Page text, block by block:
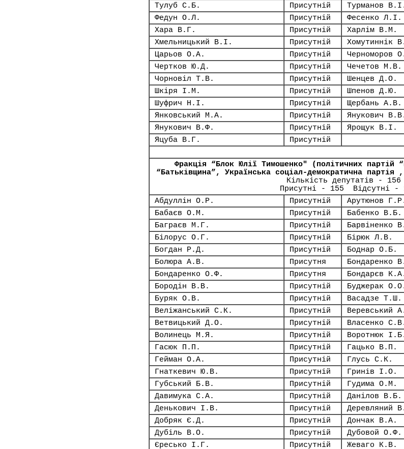
Тулуб С.Б.
Присутній Турманов
Федун О.Л.
Присутній Фесенко Л.І.
Хара В.Г.
Присутній Харлім В.М.
Хмельницький В.І.
Присутній Хомутиннік
Царьов О.А.
Присутній Черноморов
Чертков Ю.Д.
Присутній Чечетов М.В.
Чорновіл Т.В.
Присутній Шенцев Д.О.
Шкіря І.М.
Присутній Шпенов Д.Ю.
Шуфрич Н.І.
Присутній Щербань А.В.
Янковський М.А.
Присутній Янукович
Янукович В.Ф.
Присутній Ярощук В.І.
Яцуба В.Г.
Присутній
Фракція “Блок Юлії Тимошенко" (політичних партій
“Батьківщина”, Українська соціал-демократична
Кількість депутатів - 156
Присутні - 155 Відсутні -
Абдуллін О.Р.
Присутній Арутюнов
Бабаєв О.М.
Присутній Бабенко В.Б.
Баграєв М.Г.
Присутній Барвіненко
Білорус О.Г.
Присутній Бірюк Л.В.
Богдан Р.Д.
Присутній Боднар О.Б.
Болюра А.В.
Присутня Бондаренко
Бондаренко О.Ф.
Присутня Бондарєв
Бородін В.В.
Присутній Буджерак
Буряк О.В.
Присутній Васадзе Т.Ш.
Веліжанський С.К.
Присутній Веревський
Ветвицький Д.О.
Присутній Власенко
Волинець М.Я.
Присутній Воротнюк
Гасюк П.П.
Присутній Гацько В.П.
Гейман О.А.
Присутній Глусь С.К.
Гнаткевич Ю.В.
Присутній Гринів І.О.
Губський Б.В.
Присутній Гудима О.М.
Давимука С.А.
Присутній Данілов В.Б.
Денькович І.В.
Присутній Деревляний
Добряк Є.Д.
Присутній Дончак В.А.
Дубіль В.О.
Присутній Дубовой О.Ф.
Єресько І.Г.
Присутній Жеваго К.В.